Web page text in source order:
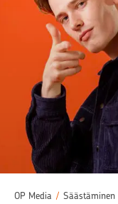
OP Media / Säästäminen